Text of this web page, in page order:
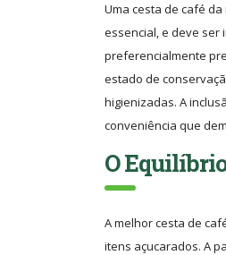
Uma cesta de café
essencial, e deve ser
preferencialmente
estado de
higienizadas. A
conveniência que
O
A melhor cesta de
itens açucarados. A